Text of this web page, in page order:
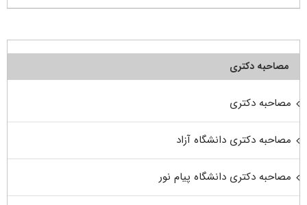
مصاحبه دکتری
مصاحبه دکتری
مصاحبه دکتری دانشگاه آزاد
مصاحبه دکتری دانشگاه پیام نور